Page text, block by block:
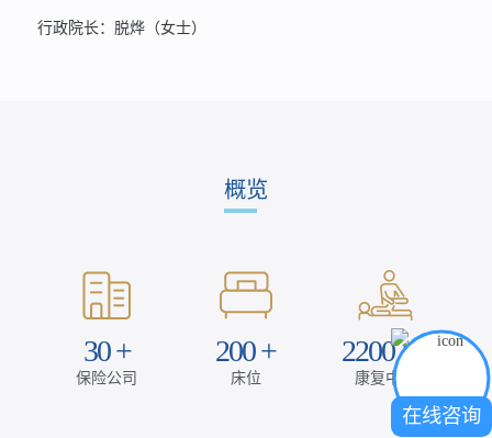
行政院长：脱烨（女士）
概览
30+
保险公司
200+
床位
2200㎡
康复中心
在线咨询